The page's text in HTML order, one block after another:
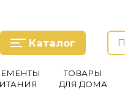
Каталог
ТОВАРЫ
ДЛЯ ДОМА